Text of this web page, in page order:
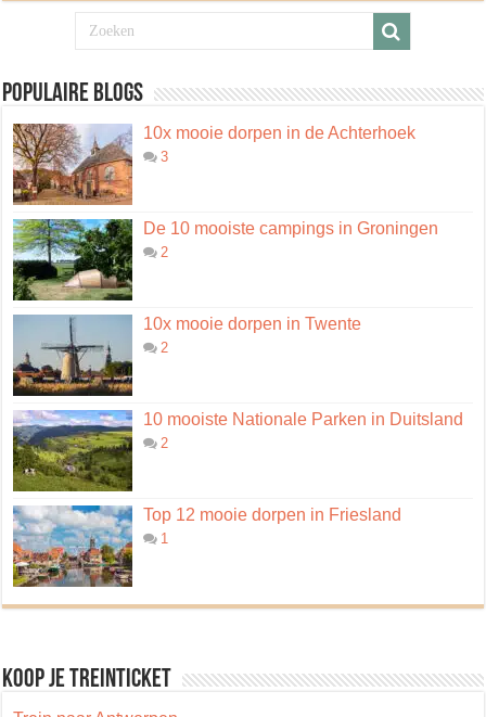
Populaire blogs
10x mooie dorpen in de Achterhoek
3
De 10 mooiste campings in Groningen
2
10x mooie dorpen in Twente
2
10 mooiste Nationale Parken in Duitsland
2
Top 12 mooie dorpen in Friesland
1
Koop je treinticket